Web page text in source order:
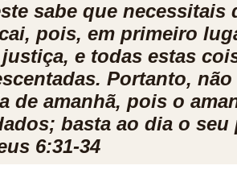
sabe que necessitais
pois, em primeiro
e todas estas
Portanto,
de amanhã, pois o
basta ao dia o
6:31-34